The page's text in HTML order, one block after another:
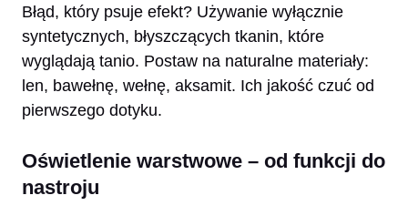
Błąd, który psuje efekt? Używanie wyłącznie
syntetycznych, błyszczących tkanin, które
wyglądają tanio. Postaw na naturalne materiały:
len, bawełnę, wełnę, aksamit. Ich jakość czuć od
pierwszego dotyku.
Oświetlenie warstwowe – od funkcji do
nastroju